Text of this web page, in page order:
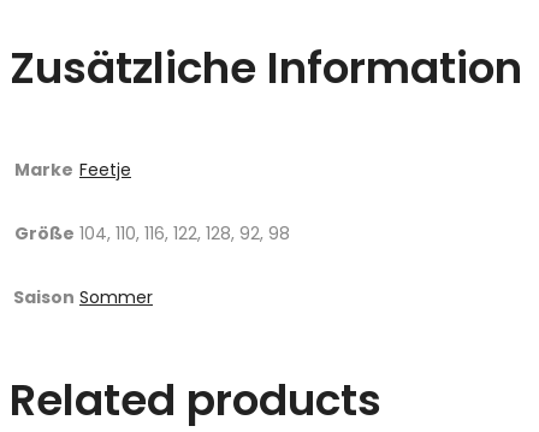
Zusätzliche Information
Marke Feetje
Größe 104, 110, 116, 122, 128, 92, 98
Saison Sommer
Related products